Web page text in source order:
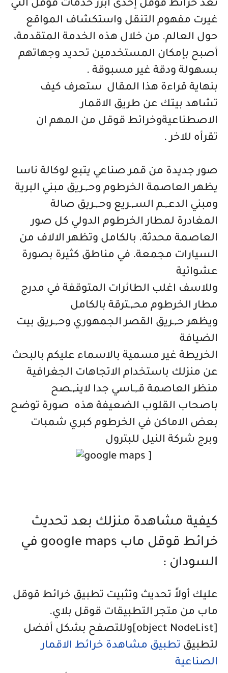
تعد خرائط قوقل إحدى أبرز خدمات قوقل التي
غيرت مفهوم التنقل واستكشاف المواقع
حول العالم. من خلال هذه الخدمة المتقدمة،
أصبح بإمكان المستخدمين تحديد وجهاتهم
بسهولة ودقة غير مسبوقة .
بنهاية قراءة هذا المقال ستعرف كيف
تشاهد بيتك عن طريق الاقمار
الاصطناعيةوخرائط قوقل من المهم ان
تقرأه للاخر .
صور جديدة من قمر صناعي يتبع لوكالة ناسا
يظهر العاصمة الخرطوم وحـ,ـريق مبني البرية
ومبني الدعـ,ـم السـ,ـريع وحـ,ـريق صالة
المغادرة لمطار الخرطوم الدولي كل صور
العاصمة محدثة. بالكامل وتظهر الالاف من
السيارات مجمعة. في مناطق كثيرة بصورة
عشوائية
وللاسف اغلب الطائرات المتوقفة في مدرج
مطار الخرطوم محـ,ـترقة بالكامل
ويظهر حـ,ـريق القصر الجمهوري وحـ,ـريق بيت
الضيافة
الخريطة غير مسمية بالاسماء عليكم بالبحث
عن منزلك باستخدام الاتجاهات الجغرافية
منظر العاصمة قـ,ـاسي جدا لاينـ,ـصح
باصحاب القلوب الضعيفة هذه صورة توضح
بعض الاماكن في الخرطوم كبري شمبات
وبرج شركة النيل للبترول
]
كيفية مشاهدة منزلك بعد تحديث
خرائط قوقل ماب google maps في
السودان :
عليك أولاً تحديث وتثبيت تطبيق خرائط قوقل
ماب من متجر التطبيقات قوقل بلاي.
[object NodeList]
وللتصفح بشكل أفضل
لتطبيق تطبيق مشاهدة خرائط الاقمار
الصناعية